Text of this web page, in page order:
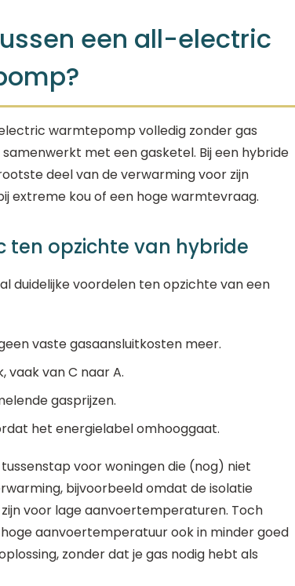
een all-electric
warmtepomp volledig zonder gas
met een gasketel. Bij een hybride
deel van de verwarming voor zijn
extreme kou of een hoge warmtevraag.
opzichte van hybride
duidelijke voordelen ten opzichte van een
vaste gasaansluitkosten meer.
vaak van C naar A.
gasprijzen.
het energielabel omhooggaat.
voor woningen die (nog) niet
bijvoorbeeld omdat de isolatie
voor lage aanvoertemperaturen. Toch
aanvoertemperatuur ook in minder goed
zonder dat je gas nodig hebt als